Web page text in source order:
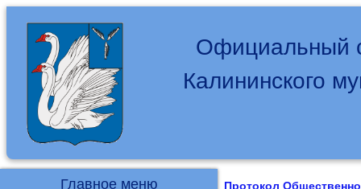
Официальный
Калининского
Протокол
Главное меню